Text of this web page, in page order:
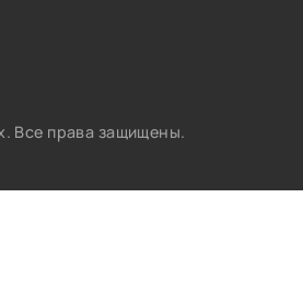
Все права защищены.